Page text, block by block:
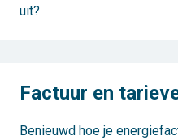
uit?
Factuur en
Benieuwd hoe je